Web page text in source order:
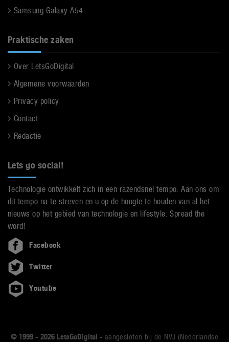
Samsung Galaxy A54
Praktische zaken
Over LetsGoDigital
Algemene voorwaarden
Privacy policy
Contact
Redactie
Lets go social!
Technologie ontwikkelt zich in een razendsnel tempo. Aan ons om
dit tempo na te streven en u op de hoogte te houden van al het
nieuws op het gebied van technologie en lifestyle. Spread the
word!
Facebook
Twitter
Youtube
© 1999 - 2026 LetsGoDigital - aangesloten bij de NVJ (Nederlandse